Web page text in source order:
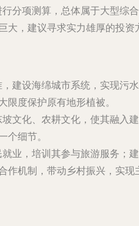
分项测算，总体属于大型综合
大，建议寻求实力雄厚的投资
建设海绵城市系统，实现污水
限度保护原有地形植被。
文化、农耕文化，使其融入建
个细节。
业，培训其参与旅游服务；建
作机制，带动乡村振兴，实现